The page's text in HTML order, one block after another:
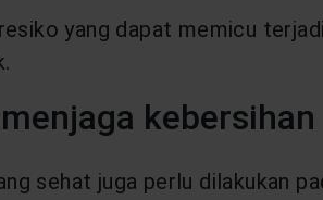
yang dapat memicu
kebersihan
sehat juga perlu dilakukan